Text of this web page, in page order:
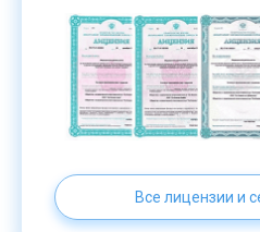
Все лицензии и